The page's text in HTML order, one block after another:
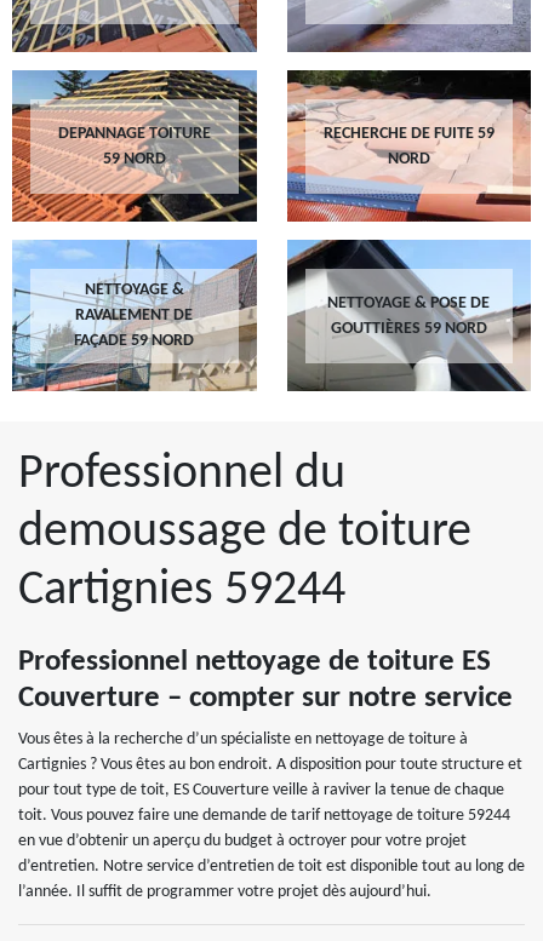
DEPANNAGE TOITURE
59 NORD
RECHERCHE DE FUITE 59
NORD
NETTOYAGE &
RAVALEMENT DE
FAÇADE 59 NORD
NETTOYAGE & POSE DE
GOUTTIÈRES 59 NORD
Professionnel du
demoussage de toiture
Cartignies 59244
Professionnel nettoyage de toiture ES
Couverture – compter sur notre service
Vous êtes à la recherche d’un spécialiste en nettoyage de toiture à
Cartignies ? Vous êtes au bon endroit. A disposition pour toute structure et
pour tout type de toit, ES Couverture veille à raviver la tenue de chaque
toit. Vous pouvez faire une demande de tarif nettoyage de toiture 59244
en vue d’obtenir un aperçu du budget à octroyer pour votre projet
d’entretien. Notre service d’entretien de toit est disponible tout au long de
l’année. Il suffit de programmer votre projet dès aujourd’hui.